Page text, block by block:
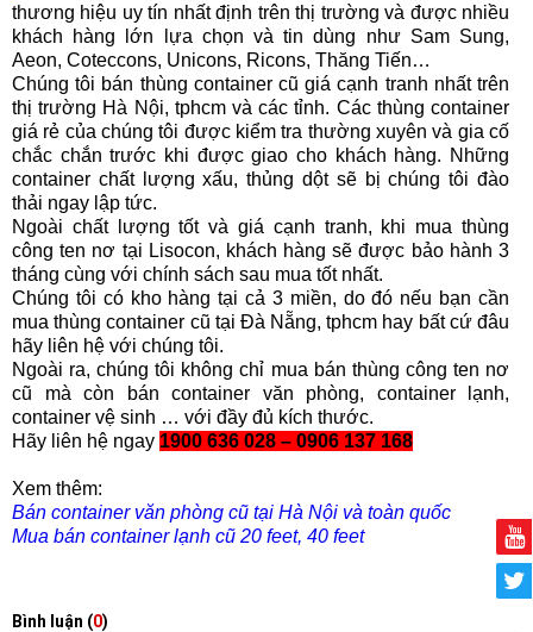
thương hiệu uy tín nhất định trên thị trường và được nhiều
khách hàng lớn lựa chọn và tin dùng như Sam Sung,
Aeon, Coteccons, Unicons, Ricons, Thăng Tiến…
Chúng tôi bán thùng container cũ giá cạnh tranh nhất trên
thị trường Hà Nội, tphcm và các tỉnh. Các thùng container
giá rẻ của chúng tôi được kiểm tra thường xuyên và gia cố
chắc chắn trước khi được giao cho khách hàng. Những
container chất lượng xấu, thủng dột sẽ bị chúng tôi đào
thải ngay lập tức.
Ngoài chất lượng tốt và giá cạnh tranh, khi mua thùng
công ten nơ tại Lisocon, khách hàng sẽ được bảo hành 3
tháng cùng với chính sách sau mua tốt nhất.
Chúng tôi có kho hàng tại cả 3 miền, do đó nếu bạn cần
mua thùng container cũ tại Đà Nẵng, tphcm hay bất cứ đâu
hãy liên hệ với chúng tôi.
Ngoài ra, chúng tôi không chỉ mua bán thùng công ten nơ
cũ mà còn bán container văn phòng, container lạnh,
container vệ sinh … với đầy đủ kích thước.
Hãy liên hệ ngay 1900 636 028 – 0906 137 168
Xem thêm:
Bán container văn phòng cũ tại Hà Nội và toàn quốc
Mua bán container lạnh cũ 20 feet, 40 feet
Bình luận (0)